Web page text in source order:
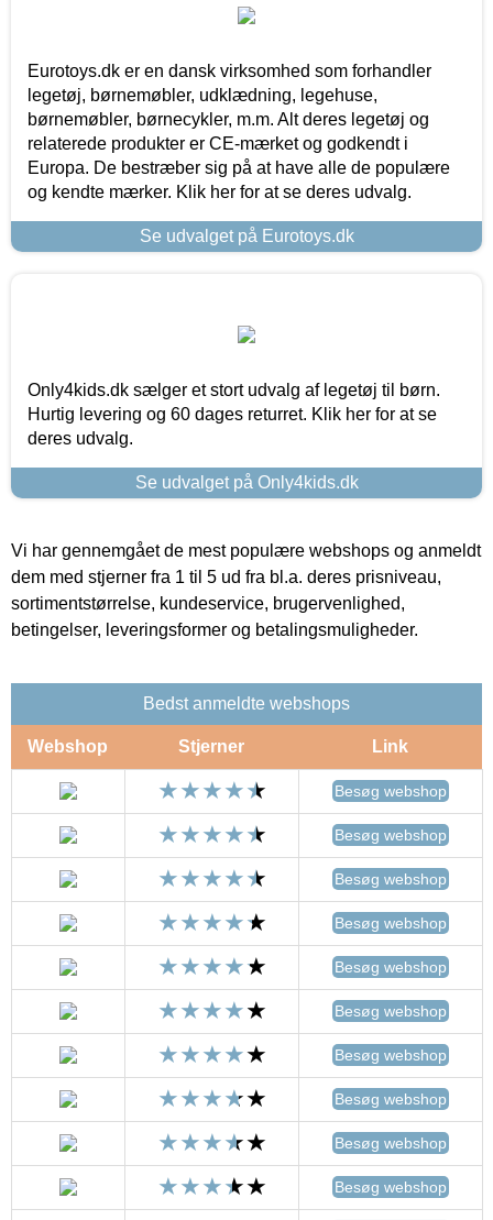
Eurotoys.dk er en dansk virksomhed som forhandler
legetøj, børnemøbler, udklædning, legehuse,
børnemøbler, børnecykler, m.m. Alt deres legetøj og
relaterede produkter er CE-mærket og godkendt i
Europa. De bestræber sig på at have alle de populære
og kendte mærker. Klik her for at se deres udvalg.
Se udvalget på Eurotoys.dk
Only4kids.dk sælger et stort udvalg af legetøj til børn.
Hurtig levering og 60 dages returret. Klik her for at se
deres udvalg.
Se udvalget på Only4kids.dk
Vi har gennemgået de mest populære webshops og anmeldt
dem med stjerner fra 1 til 5 ud fra bl.a. deres prisniveau,
sortimentstørrelse, kundeservice, brugervenlighed,
betingelser, leveringsformer og betalingsmuligheder.
Bedst anmeldte webshops
Webshop Stjerner Link
Besøg webshop
Besøg webshop
Besøg webshop
Besøg webshop
Besøg webshop
Besøg webshop
Besøg webshop
Besøg webshop
Besøg webshop
Besøg webshop